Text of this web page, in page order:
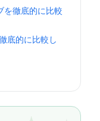
を徹底的に比較
底的に比較し